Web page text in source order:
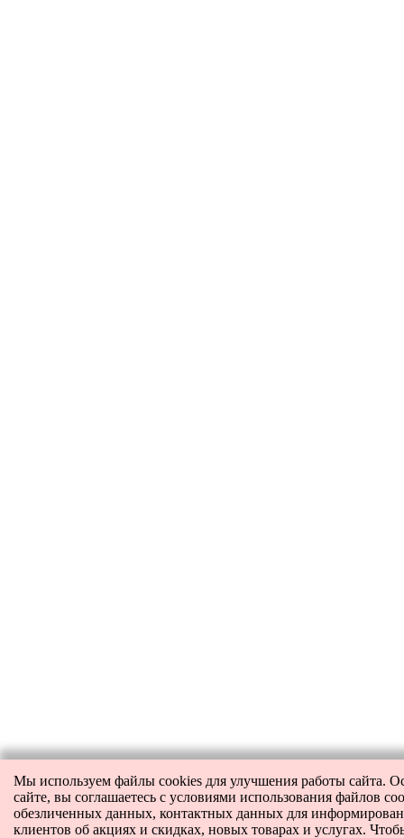
Мы используем файлы cookies для улучшения работы сайта.
сайте, вы соглашаетесь с условиями использования файлов
обезличенных данных, контактных данных для
клиентов об акциях и скидках, новых товарах и услугах.